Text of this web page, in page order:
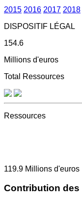
2015 2016 2017 2018
DISPOSITIF LÉGAL
154.6
Millions d'euros
Total Ressources
Ressources
119.9 Millions d'euros
Contribution des